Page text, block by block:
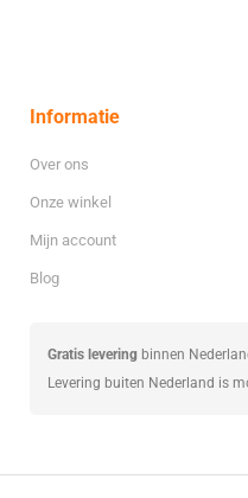
Informatie
Over ons
Onze winkel
Mijn account
Blog
Gratis levering binnen
Levering buiten Nederland is